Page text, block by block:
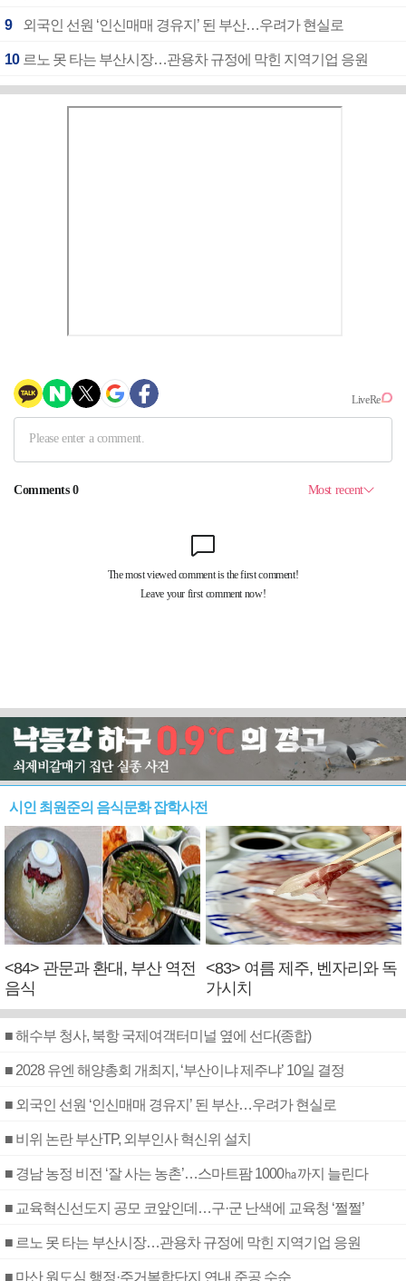
9 외국인 선원 ‘인신매매 경유지’ 된 부산…우려가 현실로
10 르노 못 타는 부산시장…관용차 규정에 막힌 지역기업 응원
시인 최원준의 음식문화 잡학사전
<84> 관문과 환대, 부산 역전
음식
<83> 여름 제주, 벤자리와 독
가시치
■ 해수부 청사, 북항 국제여객터미널 옆에 선다(종합)
■ 2028 유엔 해양총회 개최지, ‘부산이냐 제주냐’ 10일 결정
■ 외국인 선원 ‘인신매매 경유지’ 된 부산…우려가 현실로
■ 비위 논란 부산TP, 외부인사 혁신위 설치
■ 경남 농정 비전 ‘잘 사는 농촌’…스마트팜 1000㏊까지 늘린다
■ 교육혁신선도지 공모 코앞인데…구·군 난색에 교육청 ‘쩔쩔’
■ 르노 못 타는 부산시장…관용차 규정에 막힌 지역기업 응원
■ 마산 원도심 행정·주거복합단지 연내 준공 수순